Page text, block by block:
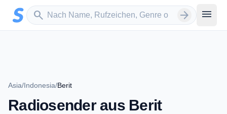
Zum Hauptinhalt springen
search
Sender suchen arrow_forward menu
Asia/Indonesia/Berit
Radiosender aus Berit